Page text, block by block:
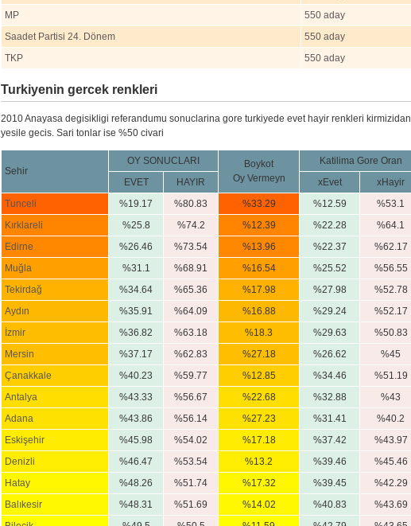
MP
550 aday
Saadet Partisi 24. Dönem
550 aday
TKP
550 aday
Turkiyenin gercek renkleri
2010 Anayasa degisikligi referandumu sonuclarina gore turkiyede evet hayir renkleri kirmizidan
yesile gecis. Sari tonlar ise %50 civari
Sehir
OY SONUCLARI
Boykot
Oy Vermeyn
Katilima Gore Oran
EVET
HAYIR xEvet
xHayir
Tunceli
%19.17 %80.83 %33.29 %12.59
%53.1
Kırklareli
%25.8 %74.2 %12.39 %22.28
%64.1
Edirne
%26.46 %73.54 %13.96 %22.37
%62.17
Muğla
%31.1 %68.91 %16.54 %25.52
%56.55
Tekirdağ
%34.64 %65.36 %17.98 %27.98
%52.78
Aydın
%35.91 %64.09 %16.88 %29.24
%52.17
İzmir
%36.82 %63.18 %18.3 %29.63
%50.83
Mersin
%37.17 %62.83 %27.18 %26.62
%45
Çanakkale
%40.23 %59.77 %12.85 %34.46
%51.19
Antalya
%43.33 %56.67 %22.68 %32.88
%43
Adana
%43.86 %56.14 %27.23 %31.41
%40.2
Eskişehir
%45.98 %54.02 %17.18 %37.42
%43.97
Denizli
%46.47 %53.54 %13.2 %39.46
%45.46
Hatay
%48.26 %51.74 %17.32 %39.45
%42.29
Balıkesir
%48.31 %51.69 %14.02 %40.83
%43.69